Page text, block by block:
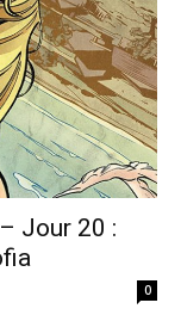
Jour 20 :
0